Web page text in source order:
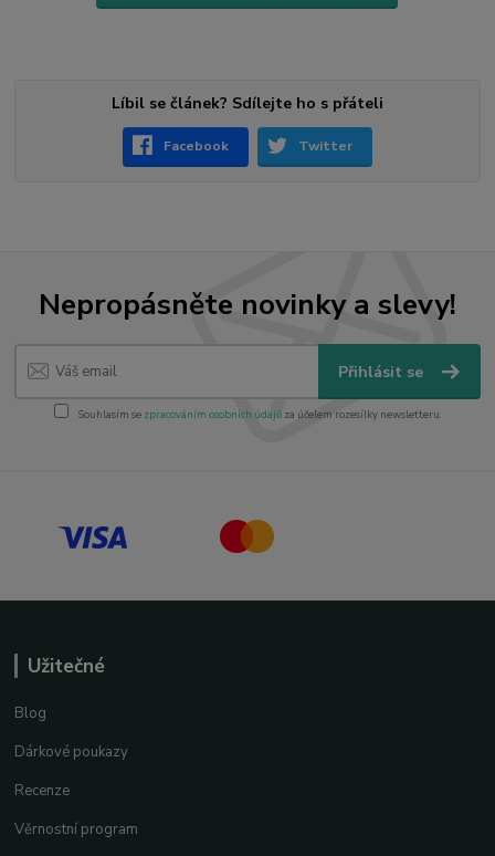
Líbil se článek? Sdílejte ho s přáteli
Facebook Twitter
Nepropásněte novinky a slevy!
Přihlásit se
Souhlasím se zpracováním osobních údajůza účelem rozesílky newsletteru.
Užitečné
Blog
Dárkové poukazy
Recenze
Věrnostní program